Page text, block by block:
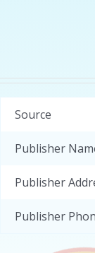
Source
Publisher
Publisher
Publisher